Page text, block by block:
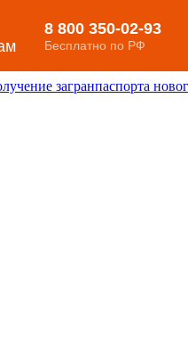
загранпаспорта